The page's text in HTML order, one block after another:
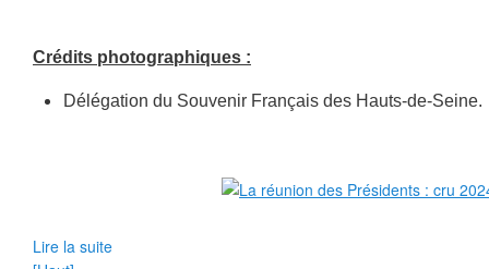
Crédits photographiques :
Délégation du Souvenir Français des Hauts-de-Seine.
Lire la suite